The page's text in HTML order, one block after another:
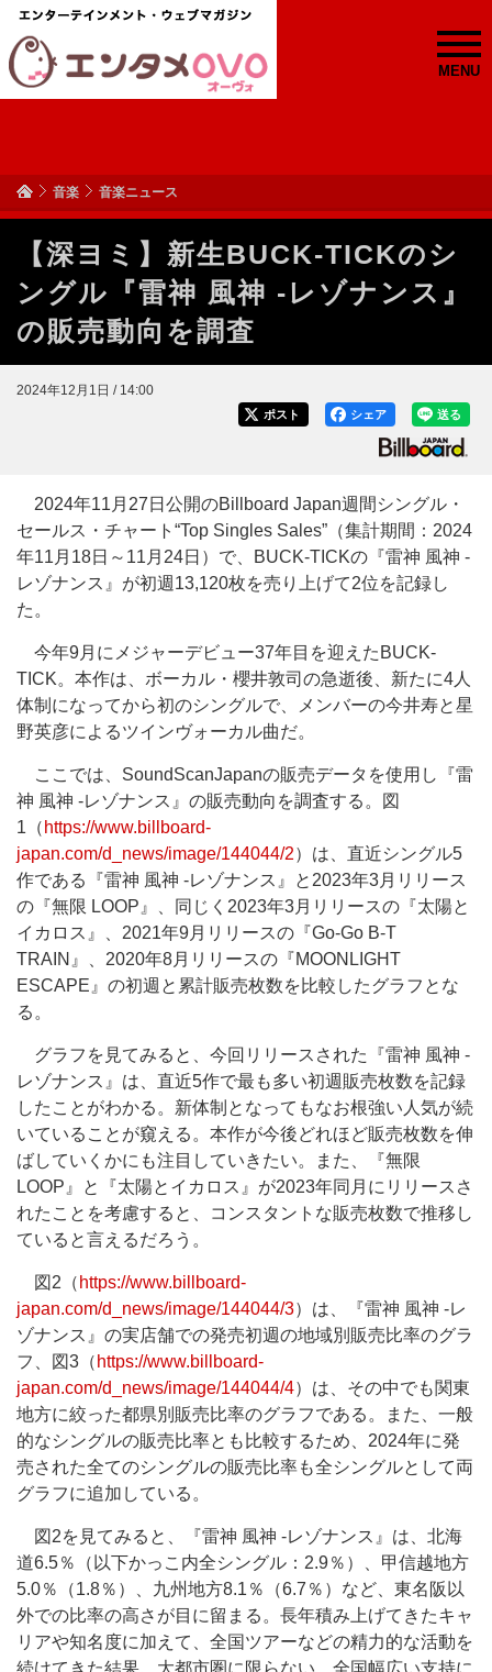
MENU
音楽 音楽ニュース
【深ヨミ】新生BUCK-TICKのシ
ングル『雷神 風神 -レゾナンス』
の販売動向を調査
2024年12月1日 / 14:00
送る
シェア
ポスト
2024年11月27日公開のBillboard Japan週間シングル・
セールス・チャート“Top Singles Sales”（集計期間：2024
年11月18日～11月24日）で、BUCK-TICKの『雷神 風神 -
レゾナンス』が初週13,120枚を売り上げて2位を記録し
た。
今年9月にメジャーデビュー37年目を迎えたBUCK-
TICK。本作は、ボーカル・櫻井敦司の急逝後、新たに4人
体制になってから初のシングルで、メンバーの今井寿と星
野英彦によるツインヴォーカル曲だ。
ここでは、SoundScanJapanの販売データを使用し『雷
神 風神 -レゾナンス』の販売動向を調査する。図
1（ https://www.billboard-
japan.com/d_news/image/144044/2）は、直近シングル5
作である『雷神 風神 -レゾナンス』と2023年3月リリース
の『無限 LOOP』、同じく2023年3月リリースの『太陽と
イカロス』、2021年9月リリースの『Go-Go B-T
TRAIN』、2020年8月リリースの『MOONLIGHT
ESCAPE』の初週と累計販売枚数を比較したグラフとな
る。
グラフを見てみると、今回リリースされた『雷神 風神 -
レゾナンス』は、直近5作で最も多い初週販売枚数を記録
したことがわかる。新体制となってもなお根強い人気が続
いていることが窺える。本作が今後どれほど販売枚数を伸
ばしていくかにも注目していきたい。また、『無限
LOOP』と『太陽とイカロス』が2023年同月にリリースさ
れたことを考慮すると、コンスタントな販売枚数で推移し
ていると言えるだろう。
図2（ https://www.billboard-
japan.com/d_news/image/144044/3）は、『雷神 風神 -レ
ゾナンス』の実店舗での発売初週の地域別販売比率のグラ
フ、図3（ https://www.billboard-
japan.com/d_news/image/144044/4）は、その中でも関東
地方に絞った都県別販売比率のグラフである。また、一般
的なシングルの販売比率とも比較するため、2024年に発
売された全てのシングルの販売比率も全シングルとして両
グラフに追加している。
図2を見てみると、『雷神 風神 -レゾナンス』は、北海
道6.5％（以下かっこ内全シングル：2.9％）、甲信越地方
5.0％（1.8％）、九州地方8.1％（6.7％）など、東名阪以
外での比率の高さが目に留まる。長年積み上げてきたキャ
リアや知名度に加えて、全国ツアーなどの精力的な活動を
続けてきた結果、大都市圏に限らない、全国幅広い支持に